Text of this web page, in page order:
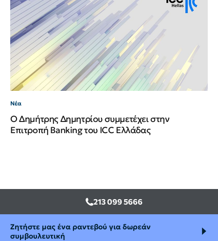
Νέα
Ο Δημήτρης Δημητρίου συμμετέχει στην
Επιτροπή Banking του ICC Ελλάδας
213 099 5666
Ζητήστε μας ένα ραντεβού για δωρεάν
συμβουλευτική